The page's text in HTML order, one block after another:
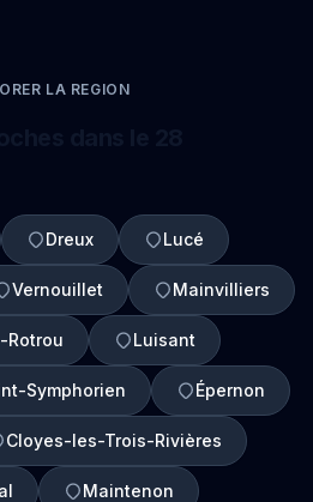
LA REGION
Dreux Lucé
Vernouillet Mainvilliers
Rotrou Luisant
Symphorien Épernon
Cloyes-les-Trois-Rivières
Maintenon